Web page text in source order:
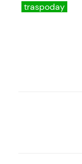
traspoday